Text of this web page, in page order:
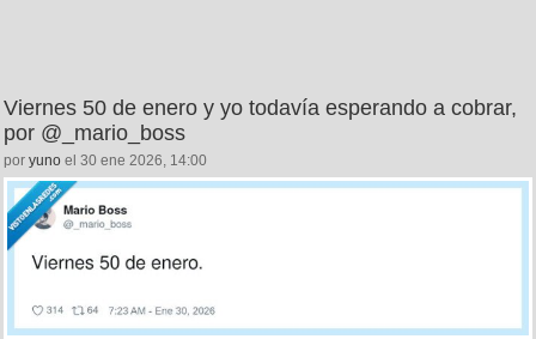
Viernes 50 de enero y yo todavía esperando a cobrar,
por @_mario_boss
poryunoel 30 ene 2026, 14:00